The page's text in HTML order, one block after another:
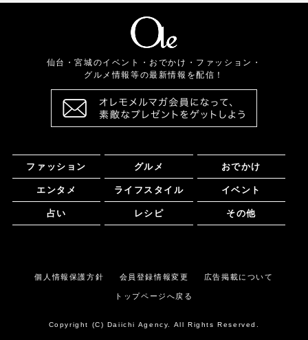
仙台・宮城のイベント・おでかけ・ファッション・
グルメ情報等の最新情報を配信！
ファッション グルメ おでかけ
エンタメ ライフスタイル イベント
占い レシピ その他
個人情報保護方針 会員登録情報変更 広告掲載について
トップページへ戻る
Copyright (C) Daiichi Agency. All Rights Reserved.